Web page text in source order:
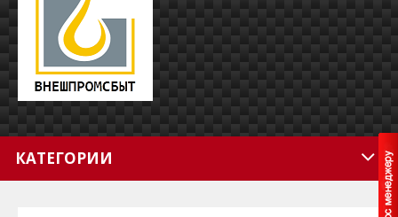
КАТЕГОРИИ